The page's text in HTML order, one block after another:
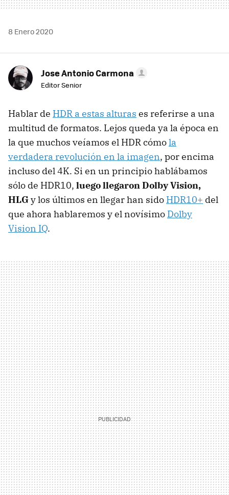
8 Enero 2020
Jose Antonio Carmona
Editor Senior
Hablar de HDR a estas alturas es referirse a una
multitud de formatos. Lejos queda ya la época en
la que muchos veíamos el HDR cómola
verdadera revolución en la imagen, por encima
incluso del 4K. Si en un principio hablábamos
sólo de HDR10, luego llegaron Dolby Vision,
HLGy los últimos en llegar han sido HDR10+ del
que ahora hablaremos y el novísimo Dolby
Vision IQ.